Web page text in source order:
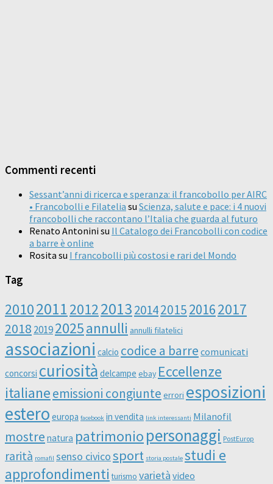
Commenti recenti
Sessant’anni di ricerca e speranza: il francobollo per AIRC
• Francobolli e Filatelia su Scienza, salute e pace: i 4 nuovi
francobolli che raccontano l’Italia che guarda al futuro
Renato Antonini su Il Catalogo dei Francobolli con codice
a barre è online
Rosita su I francobolli più costosi e rari del Mondo
Tag
20102011201220132014201520162017
2018 20192025annulli annulli filatelici
associazioni calcio codice a barre comunicati
concorsi curiosità delcampe ebay Eccellenze
italianeemissioni congiunte errori esposizioni
estero europa facebook in vendita link interessanti Milanofil
mostre natura patrimonio personaggi PostEurop
rarità romafil senso civicosport storia postale studi e
approfondimenti turismo varietà video